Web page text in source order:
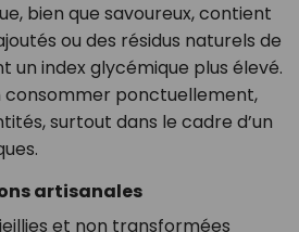
bien que savoureux, contient
ou des résidus naturels de
un index glycémique plus élevé.
consommer ponctuellement,
surtout dans le cadre d’un
artisanales
et non transformées